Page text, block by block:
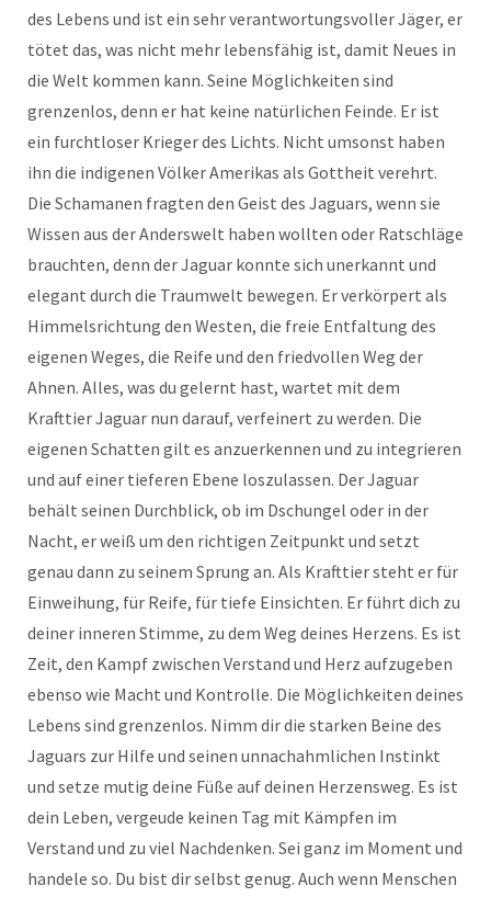
des Lebens und ist ein sehr verantwortungsvoller Jäger, er
tötet das, was nicht mehr lebensfähig ist, damit Neues in
die Welt kommen kann. Seine Möglichkeiten sind
grenzenlos, denn er hat keine natürlichen Feinde. Er ist
ein furchtloser Krieger des Lichts. Nicht umsonst haben
ihn die indigenen Völker Amerikas als Gottheit verehrt.
Die Schamanen fragten den Geist des Jaguars, wenn sie
Wissen aus der Anderswelt haben wollten oder Ratschläge
brauchten, denn der Jaguar konnte sich unerkannt und
elegant durch die Traumwelt bewegen. Er verkörpert als
Himmelsrichtung den Westen, die freie Entfaltung des
eigenen Weges, die Reife und den friedvollen Weg der
Ahnen. Alles, was du gelernt hast, wartet mit dem
Krafttier Jaguar nun darauf, verfeinert zu werden. Die
eigenen Schatten gilt es anzuerkennen und zu integrieren
und auf einer tieferen Ebene loszulassen. Der Jaguar
behält seinen Durchblick, ob im Dschungel oder in der
Nacht, er weiß um den richtigen Zeitpunkt und setzt
genau dann zu seinem Sprung an. Als Krafttier steht er für
Einweihung, für Reife, für tiefe Einsichten. Er führt dich zu
deiner inneren Stimme, zu dem Weg deines Herzens. Es ist
Zeit, den Kampf zwischen Verstand und Herz aufzugeben
ebenso wie Macht und Kontrolle. Die Möglichkeiten deines
Lebens sind grenzenlos. Nimm dir die starken Beine des
Jaguars zur Hilfe und seinen unnachahmlichen Instinkt
und setze mutig deine Füße auf deinen Herzensweg. Es ist
dein Leben, vergeude keinen Tag mit Kämpfen im
Verstand und zu viel Nachdenken. Sei ganz im Moment und
handele so. Du bist dir selbst genug. Auch wenn Menschen